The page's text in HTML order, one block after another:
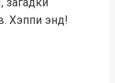
Хэппи энд!